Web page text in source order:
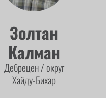
Золтан
Калман
Дебрецен / округ
Хайду-Бихар